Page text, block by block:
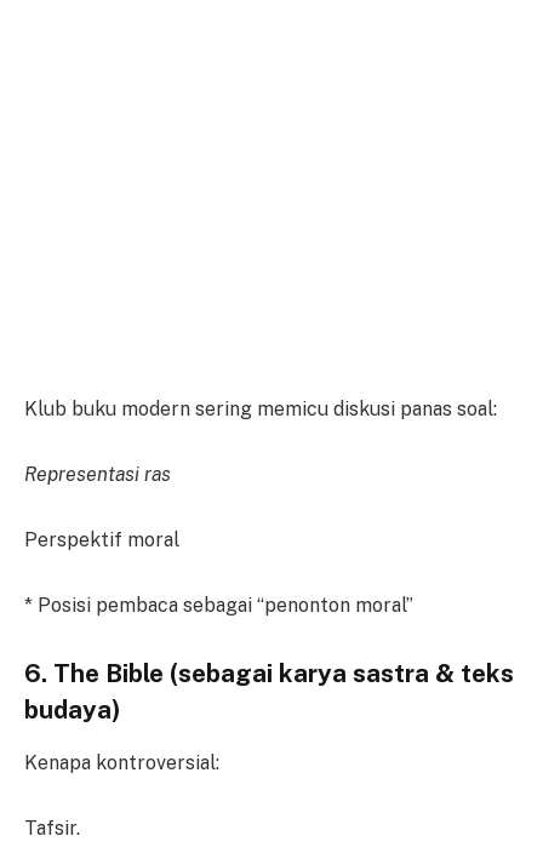
Klub buku modern sering memicu diskusi panas soal:
Representasi ras
Perspektif moral
* Posisi pembaca sebagai “penonton moral”
6. The Bible (sebagai karya sastra & teks
budaya)
Kenapa kontroversial:
Tafsir.